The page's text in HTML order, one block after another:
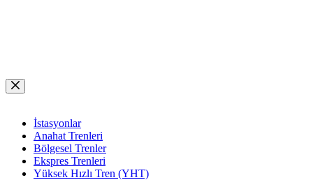
Skip
to
İstasyonlar
Anahat Trenleri
Bölgesel Trenler
Ekspres Trenleri
Yüksek Hızlı Tren (YHT)